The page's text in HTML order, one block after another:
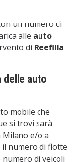
un numero di
alle auto
di Reefilla
delle auto
mobile che
si trovi sarà
Milano e/o a
il numero di flotte
di veicoli